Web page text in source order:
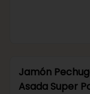
Jamón
Asada Super